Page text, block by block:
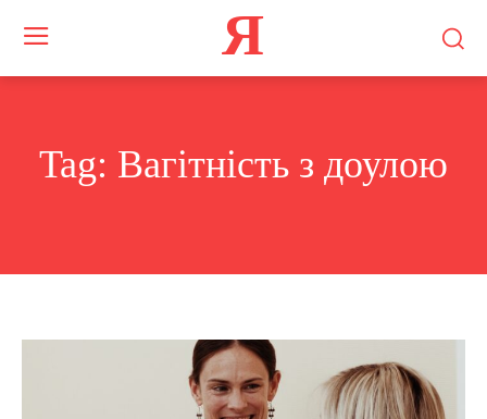
Я
Tag: Вагітність з доулою